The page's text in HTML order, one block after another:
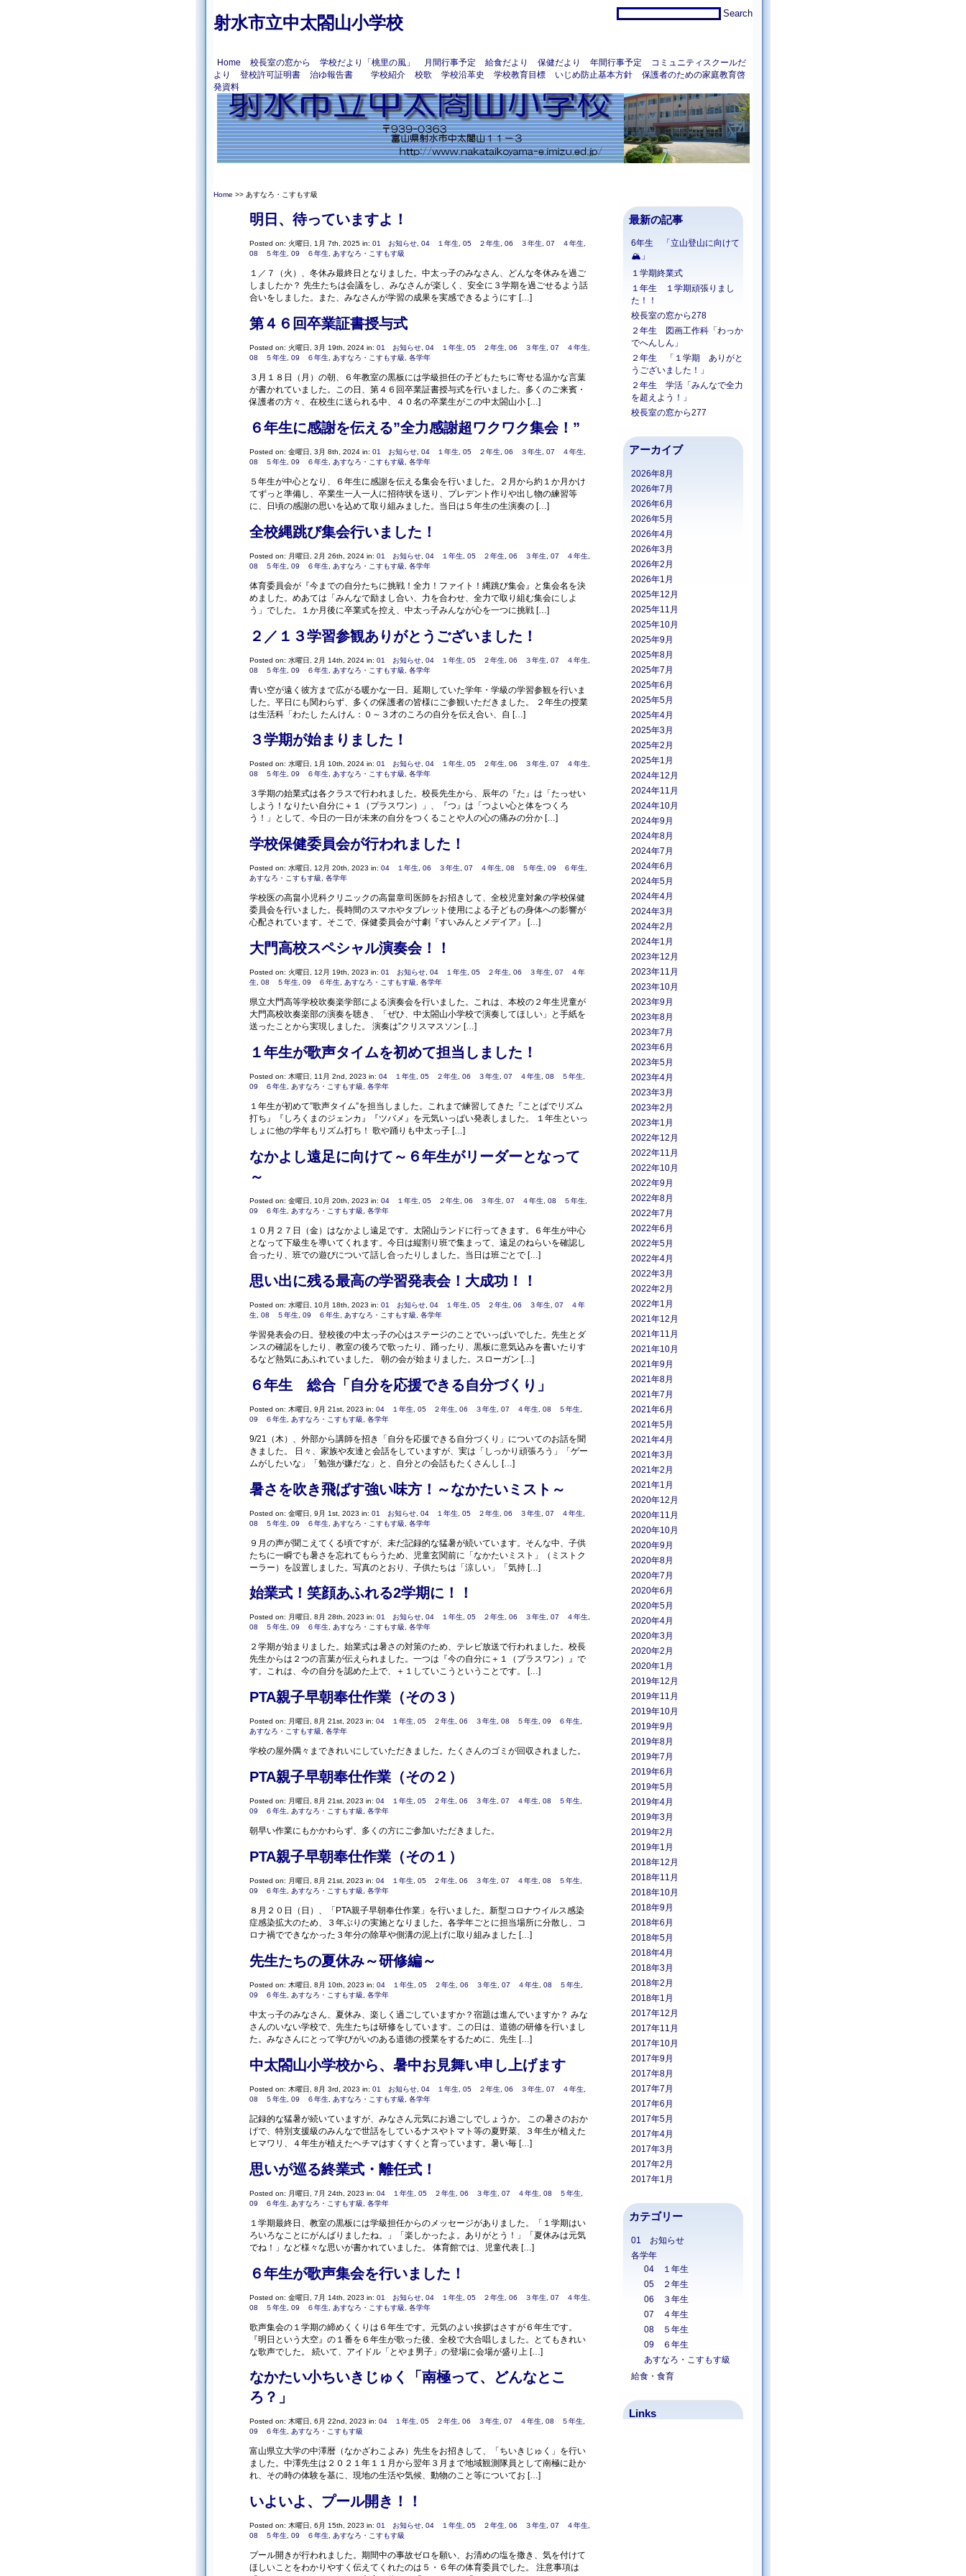
射水市立中太閤山小学校
Home 校長室の窓から 学校だより「桃里の風」 月間行事予定 給食だより 保健だより 年間行事予定
コミュニティスクールだ
より
登校許可証明書 治ゆ報告書 学校紹介 校歌 学校沿革史 学校教育目標 いじめ防止基本方針
保護者のための家庭教育啓
発資料
最新の記事
6年生 「立山登山に向けて
🏔」
１学期終業式
１年生 １学期頑張りまし
た！！
校長室の窓から278
２年生 図画工作科「わっか
でへんしん」
２年生 「１学期 ありがと
うございました！」
２年生 学活「みんなで全力
を超えよう！」
校長室の窓から277
アーカイブ
2026年8月
2026年7月
2026年6月
2026年5月
2026年4月
2026年3月
2026年2月
2026年1月
2025年12月
2025年11月
2025年10月
2025年9月
2025年8月
2025年7月
2025年6月
2025年5月
2025年4月
2025年3月
2025年2月
2025年1月
2024年12月
2024年11月
2024年10月
2024年9月
2024年8月
2024年7月
2024年6月
2024年5月
2024年4月
2024年3月
2024年2月
2024年1月
2023年12月
2023年11月
2023年10月
2023年9月
2023年8月
2023年7月
2023年6月
2023年5月
2023年4月
2023年3月
2023年2月
2023年1月
2022年12月
2022年11月
2022年10月
2022年9月
2022年8月
2022年7月
2022年6月
2022年5月
2022年4月
2022年3月
2022年2月
2022年1月
2021年12月
2021年11月
2021年10月
2021年9月
2021年8月
2021年7月
2021年6月
2021年5月
2021年4月
2021年3月
2021年2月
2021年1月
2020年12月
2020年11月
2020年10月
2020年9月
2020年8月
2020年7月
2020年6月
2020年5月
2020年4月
2020年3月
2020年2月
2020年1月
2019年12月
2019年11月
2019年10月
2019年9月
2019年8月
2019年7月
2019年6月
2019年5月
2019年4月
2019年3月
2019年2月
2019年1月
2018年12月
2018年11月
2018年10月
2018年9月
2018年6月
2018年5月
2018年4月
2018年3月
2018年2月
2018年1月
2017年12月
2017年11月
2017年10月
2017年9月
2017年8月
2017年7月
2017年6月
2017年5月
2017年4月
2017年3月
2017年2月
2017年1月
カテゴリー
01 お知らせ
各学年
04 １年生
05 ２年生
06 ３年生
07 ４年生
08 ５年生
09 ６年生
あすなろ・こすもす級
給食・食育
Links
Home >> あすなろ・こすもす級
明日、待っていますよ！
Posted on: 火曜日, 1月 7th, 2025 in: 01 お知らせ 04 １年生 05 ２年生 06 ３年生 07 ４年生
08 ５年生
09 ６年生 あすなろ・こすもす級
１／７（火）、冬休み最終日となりました。中太っ子のみなさん、どんな冬休みを過ご
しましたか？ 先生たちは会議をし、みなさんが楽しく、安全に３学期を過ごせるよう話
合いをしました。また、みなさんが学習の成果を実感できるようにす […]
第４６回卒業証書授与式
Posted on: 火曜日, 3月 19th, 2024 in: 01 お知らせ 04 １年生 05 ２年生 06 ３年生 07 ４年生
08 ５年生
09 ６年生 あすなろ・こすもす級 各学年
３月１８日（月）の朝、６年教室の黒板には学級担任の子どもたちに寄せる温かな言葉
が書かれていました。この日、第４６回卒業証書授与式を行いました。多くのご来賓・
保護者の方々、在校生に送られる中、４０名の卒業生がこの中太閤山小 […]
６年生に感謝を伝える”全力感謝超ワクワク集会！”
Posted on: 金曜日, 3月 8th, 2024 in: 01 お知らせ 04 １年生 05 ２年生 06 ３年生 07 ４年生
08 ５年生
09 ６年生 あすなろ・こすもす級 各学年
５年生が中心となり、６年生に感謝を伝える集会を行いました。２月から約１か月かけ
てずっと準備し、卒業生一人一人に招待状を送り、プレデント作りや出し物の練習等
に、日頃の感謝の思いを込めて取り組みました。当日は５年生の生演奏の […]
全校縄跳び集会行いました！
Posted on: 月曜日, 2月 26th, 2024 in: 01 お知らせ 04 １年生 05 ２年生 06 ３年生 07 ４年生
08 ５年生
09 ６年生 あすなろ・こすもす級 各学年
体育委員会が『今までの自分たちに挑戦！全力！ファイト！縄跳び集会』と集会名を決
めました。めあては「みんなで励まし合い、力を合わせ、全力で取り組む集会にしよ
う」でした。１か月後に卒業式を控え、中太っ子みんなが心を一つに挑戦 […]
２／１３学習参観ありがとうございました！
Posted on: 水曜日, 2月 14th, 2024 in: 01 お知らせ 04 １年生 05 ２年生 06 ３年生 07 ４年生
08 ５年生
09 ６年生 あすなろ・こすもす級 各学年
青い空が遠く彼方まで広がる暖かな一日。延期していた学年・学級の学習参観を行いま
した。平日にも関わらず、多くの保護者の皆様にご参観いただきました。 ２年生の授業
は生活科「わたし たんけん：０～３才のころの自分を伝え合い、自 […]
３学期が始まりました！
Posted on: 水曜日, 1月 10th, 2024 in: 01 お知らせ, 04 １年生, 05 ２年生, 06 ３年生, 07 ４年生,
08 ５年生, 09 ６年生, あすなろ・こすもす級, 各学年
３学期の始業式は各クラスで行われました。校長先生から、辰年の『た』は「たっせい
しよう！なりたい自分に＋１（プラスワン）」、『つ』は「つよい心と体をつくろ
う！」として、今日の一日が未来の自分をつくることや人の心の痛みの分か […]
学校保健委員会が行われました！
Posted on: 水曜日, 12月 20th, 2023 in: 04 １年生, 06 ３年生, 07 ４年生, 08 ５年生, 09 ６年生,
あすなろ・こすもす級, 各学年
学校医の高畠小児科クリニックの高畠章司医師をお招きして、全校児童対象の学校保健
委員会を行いました。長時間のスマホやタブレット使用による子どもの身体への影響が
心配されています。そこで、保健委員会が寸劇『すいみんとメデイア』 […]
大門高校スペシャル演奏会！！
Posted on: 火曜日, 12月 19th, 2023 in: 01 お知らせ 04 １年生 05 ２年生 06 ３年生
07 ４年
生
08 ５年生 09 ６年生 あすなろ・こすもす級 各学年
県立大門高等学校吹奏楽学部による演奏会を行いました。これは、本校の２年生児童が
大門高校吹奏楽部の演奏を聴き、「ぜひ、中太閤山小学校で演奏してほしい」と手紙を
送ったことから実現しました。 演奏は”クリスマスソン […]
１年生が歌声タイムを初めて担当しました！
Posted on: 木曜日, 11月 2nd, 2023 in: 04 １年生 05 ２年生 06 ３年生 07 ４年生 08 ５年生
09 ６年生
あすなろ・こすもす級 各学年
１年生が初めて”歌声タイム”を担当しました。これまで練習してきた『ことばでリズム
打ち』『しろくまのジェンカ』『ツバメ』を元気いっぱい発表しました。 １年生といっ
しょに他の学年もリズム打ち！ 歌や踊りも中太っ子 […]
なかよし遠足に向けて～６年生がリーダーとなって
～
Posted on: 金曜日, 10月 20th, 2023 in: 04 １年生 05 ２年生 06 ３年生 07 ４年生 08 ５年生
09 ６年生
あすなろ・こすもす級 各学年
１０月２７日（金）はなかよし遠足です。太閤山ランドに行ってきます。６年生が中心
となって下級生を導いてくれます。今日は縦割り班で集まって、遠足のねらいを確認し
合ったり、班での遊びについて話し合ったりしました。当日は班ごとで […]
思い出に残る最高の学習発表会！大成功！！
Posted on: 水曜日, 10月 18th, 2023 in: 01 お知らせ 04 １年生 05 ２年生 06 ３年生
07 ４年
生
08 ５年生 09 ６年生 あすなろ・こすもす級 各学年
学習発表会の日。登校後の中太っ子の心はステージのことでいっぱいでした。先生とダ
ンスの確認をしたり、教室の後ろで歌ったり、踊ったり、黒板に意気込みを書いたりす
るなど熱気にあふれていました。 朝の会が始まりました。スローガン […]
６年生 総合「自分を応援できる自分づくり」
Posted on: 木曜日, 9月 21st, 2023 in: 04 １年生 05 ２年生 06 ３年生 07 ４年生 08 ５年生
09 ６年生
あすなろ・こすもす級 各学年
9/21（木）、外部から講師を招き「自分を応援できる自分づくり」についてのお話を聞
きました。 日々、家族や友達と会話をしていますが、実は「しっかり頑張ろう」「ゲー
ムがしたいな」「勉強が嫌だな」と、自分との会話もたくさんし […]
暑さを吹き飛ばす強い味方！～なかたいミスト～
Posted on: 金曜日, 9月 1st, 2023 in: 01 お知らせ 04 １年生 05 ２年生 06 ３年生 07 ４年生
08 ５年生
09 ６年生 あすなろ・こすもす級 各学年
９月の声が聞こえてくる頃ですが、未だ記録的な猛暑が続いています。そんな中、子供
たちに一瞬でも暑さを忘れてもらうため、児童玄関前に「なかたいミスト」（ミストク
ーラー）を設置しました。写真のとおり、子供たちは「涼しい」「気持 […]
始業式！笑顔あふれる2学期に！！
Posted on: 月曜日, 8月 28th, 2023 in: 01 お知らせ, 04 １年生, 05 ２年生, 06 ３年生, 07 ４年生,
08 ５年生, 09 ６年生, あすなろ・こすもす級, 各学年
２学期が始まりました。始業式は暑さの対策のため、テレビ放送で行われました。校長
先生からは２つの言葉が伝えられました。一つは『今の自分に＋１（プラスワン）』で
す。これは、今の自分を認めた上で、＋１していこうということです。 […]
PTA親子早朝奉仕作業（その３）
Posted on: 月曜日, 8月 21st, 2023 in: 04 １年生, 05 ２年生, 06 ３年生, 08 ５年生, 09 ６年生,
あすなろ・こすもす級, 各学年
学校の屋外隅々まできれいにしていただきました。たくさんのゴミが回収されました。
PTA親子早朝奉仕作業（その２）
Posted on: 月曜日, 8月 21st, 2023 in: 04 １年生 05 ２年生 06 ３年生 07 ４年生 08 ５年生
09 ６年生
あすなろ・こすもす級 各学年
朝早い作業にもかかわらず、多くの方にご参加いただきました。
PTA親子早朝奉仕作業（その１）
Posted on: 月曜日, 8月 21st, 2023 in: 04 １年生 05 ２年生 06 ３年生 07 ４年生 08 ５年生
09 ６年生
あすなろ・こすもす級 各学年
８月２０日（日）、「PTA親子早朝奉仕作業」を行いました。新型コロナウイルス感染
症感染拡大のため、３年ぶりの実施となりました。各学年ごとに担当場所に分散し、コ
ロナ禍でできなかった３年分の除草や側溝の泥上げに取り組みました […]
先生たちの夏休み～研修編～
Posted on: 木曜日, 8月 10th, 2023 in: 04 １年生 05 ２年生 06 ３年生 07 ４年生 08 ５年生
09 ６年生
あすなろ・こすもす級 各学年
中太っ子のみなさん、夏休み、楽しく過ごしていますか？宿題は進んでいますか？ みな
さんのいない学校で、先生たちは研修をしています。この日は、道徳の研修を行いまし
た。みなさんにとって学びがいのある道徳の授業をするために、先生 […]
中太閤山小学校から、暑中お見舞い申し上げます
Posted on: 木曜日, 8月 3rd, 2023 in: 01 お知らせ 04 １年生 05 ２年生 06 ３年生 07 ４年生
08 ５年生
09 ６年生 あすなろ・こすもす級 各学年
記録的な猛暑が続いていますが、みなさん元気にお過ごしでしょうか。 この暑さのおか
げで、特別支援級のみんなで世話をしているナスやトマト等の夏野菜、３年生が植えた
ヒマワリ、４年生が植えたヘチマはすくすくと育っています。暑い毎 […]
思いが巡る終業式・離任式！
Posted on: 月曜日, 7月 24th, 2023 in: 04 １年生 05 ２年生 06 ３年生 07 ４年生 08 ５年生
09 ６年生
あすなろ・こすもす級 各学年
１学期最終日、教室の黒板には学級担任からのメッセージがありました。「１学期はい
ろいろなことにがんばりましたね。」「楽しかったよ。ありがとう！」「夏休みは元気
でね！」など様々な思いが書かれていました。 体育館では、児童代表 […]
６年生が歌声集会を行いました！
Posted on: 金曜日, 7月 14th, 2023 in: 01 お知らせ 04 １年生 05 ２年生 06 ３年生 07 ４年生
08 ５年生
09 ６年生 あすなろ・こすもす級 各学年
歌声集会の１学期の締めくくりは６年生です。元気のよい挨拶はさすが６年生です。
『明日という大空』の１番を６年生が歌った後、全校で大合唱しました。とてもきれい
な歌声でした。 続いて、アイドル「とやま男子」の登場に会場が盛り上 […]
なかたい小ちいきじゅく「南極って、どんなとこ
ろ？」
Posted on: 木曜日, 6月 22nd, 2023 in: 04 １年生, 05 ２年生, 06 ３年生, 07 ４年生, 08 ５年生,
09 ６年生, あすなろ・こすもす級
富山県立大学の中澤暦（なかざわこよみ）先生をお招きして、「ちいきじゅく」を行い
ました。中澤先生は２０２１年１１月から翌年３月まで地域観測隊員として南極に赴か
れ、その時の体験を基に、現地の生活や気候、動物のこと等についてお […]
いよいよ、プール開き！！
Posted on: 木曜日, 6月 15th, 2023 in: 01 お知らせ, 04 １年生, 05 ２年生, 06 ３年生, 07 ４年生,
08 ５年生, 09 ６年生, あすなろ・こすもす級
プール開きが行われました。期間中の事故ゼロを願い、お清めの塩を撒き、気を付けて
ほしいことをわかりやすく伝えてくれたのは５・６年の体育委員でした。 注意事項は